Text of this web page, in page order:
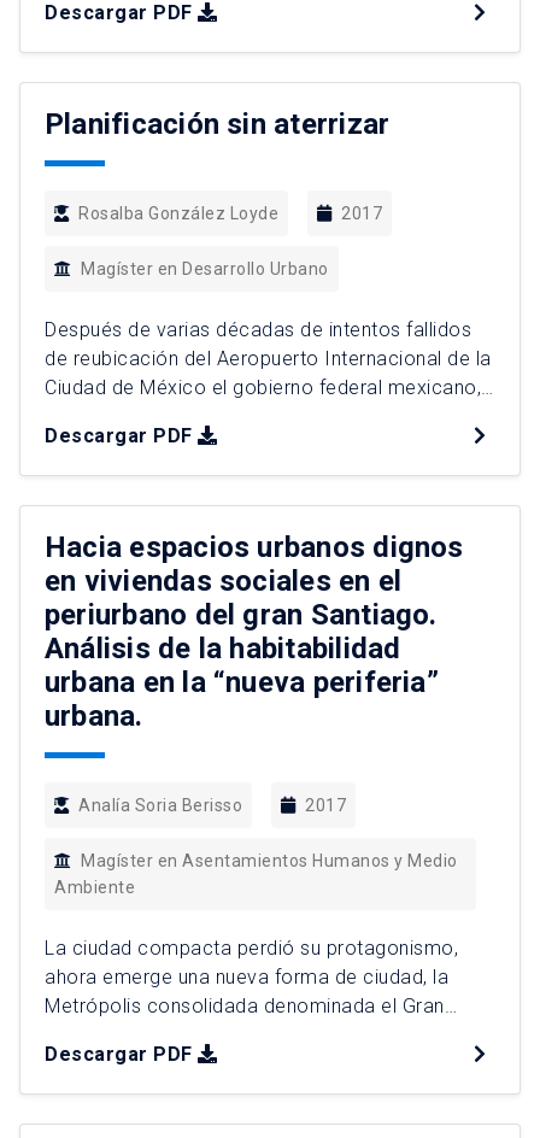
amenaza por una continua depredación
antrópica, por lo que figuran entre los
ecosistemas más amenazados del planeta,
haciendo que su protección y conservación
formE parte de los agendas internacionales , y de
los Objetivos […]
Descargar PDF
Planificación sin aterrizar
Rosalba González Loyde 2017
Magíster en Desarrollo Urbano
Después de varias décadas de intentos fallidos
de reubicación del Aeropuerto Internacional de la
Ciudad de México el gobierno federal mexicano,
marcha el proyecto que instalará una nueva
infraestructura aeroportuaria en la ciudad. A
través de un gran despliegue publicitario el Nuevo
Aeropuerto Internacional fue presentado a la […]
Descargar PDF
Hacia espacios urbanos dignos
en viviendas sociales en el
periurbano del gran Santiago.
Análisis de la habitabilidad
urbana en la “nueva periferia”
urbana.
Analía Soria Berisso 2017
Magíster en Asentamientos Humanos y Medio
Ambiente
La ciudad compacta perdió su protagonismo,
ahora emerge una nueva forma de ciudad, la
Metrópolis consolidada denominada el Gran
manifestarse, se expande a través de la
periurbanización, constituida en gran parte por
los conjuntos de viviendas sociales. Los cuales
Descargar PDF